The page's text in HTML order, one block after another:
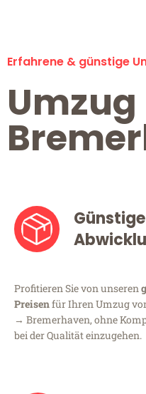
Erfahrene & günstige
Günstige
Profitieren Sie von unseren
Preisenfür Ihren Umzug
→ Bremerhaven, ohne
bei der Qualität einzugehen.